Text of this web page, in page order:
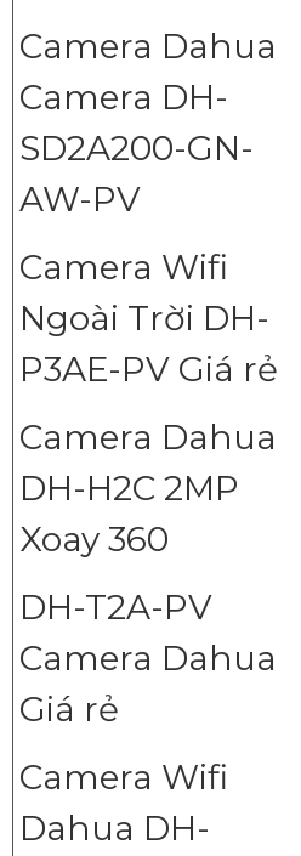
Camera Dahua
Camera DH-
SD2A200-GN-
AW-PV
Camera Wifi
Ngoài Trời DH-
P3AE-PV Giá rẻ
Camera Dahua
DH-H2C 2MP
Xoay 360
DH-T2A-PV
Camera Dahua
Giá rẻ
Camera Wifi
Dahua DH-